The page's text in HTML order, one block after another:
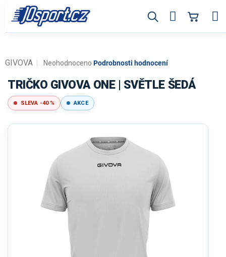
obsah
Průměrné
produktu
je
0,0
z
Neohodnoceno Podrobnosti hodnocení
GIVOVA
TRIČKO GIVOVA ONE | SVĚTLE ŠEDÁ
SLEVA -40 % AKCE